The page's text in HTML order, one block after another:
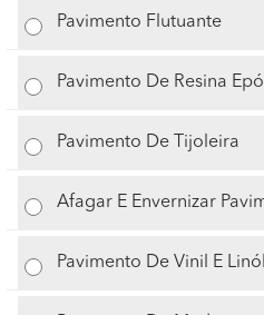
Pavimento Flutuante
Pavimento De Resina
Pavimento De Tijoleira
Afagar E Envernizar
Pavimento De Vinil E